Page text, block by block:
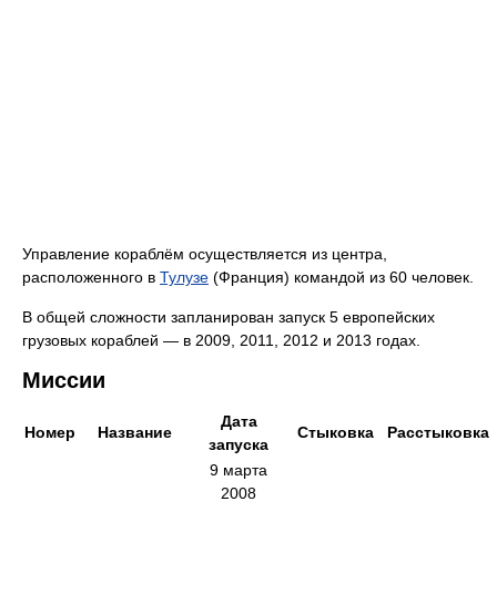
Управление кораблём осуществляется из центра,
расположенного в Тулузе (Франция) командой из 60 человек.
В общей сложности запланирован запуск 5 европейских
грузовых кораблей — в 2009, 2011, 2012 и 2013 годах.
Миссии
Номер Название
Дата
запуска
Стыковка Расстыковка
9 марта
2008